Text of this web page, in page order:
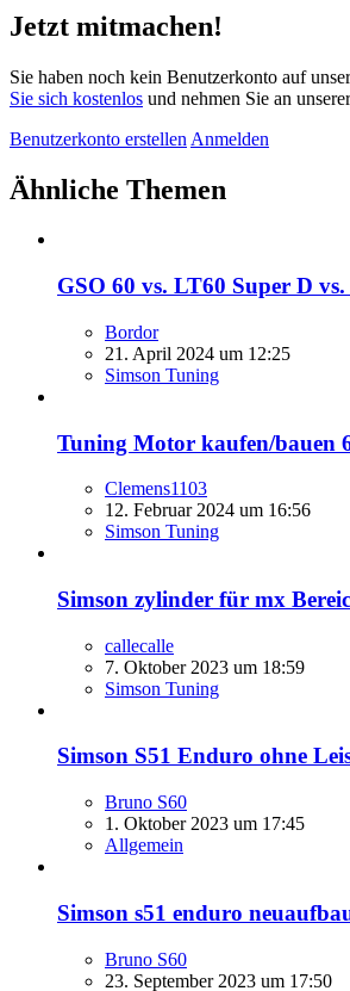
Jetzt mitmachen!
Sie haben noch kein Benutzerkonto auf
Sie sich kostenlos und nehmen Sie an
Benutzerkonto erstellen Anmelden
Ähnliche Themen
GSO 60 vs. LT60 Super D
Bordor
21. April 2024 um 12:25
Simson Tuning
Tuning Motor kaufen/bauen
Clemens1103
12. Februar 2024 um 16:56
Simson Tuning
Simson zylinder für mx
callecalle
7. Oktober 2023 um 18:59
Simson Tuning
Simson S51 Enduro ohne
Bruno S60
1. Oktober 2023 um 17:45
Allgemein
Simson s51 enduro
Bruno S60
23. September 2023 um 17:50